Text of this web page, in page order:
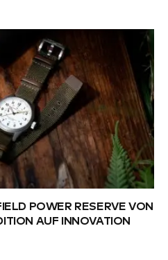
POWER RESERVE VON
AUF INNOVATION